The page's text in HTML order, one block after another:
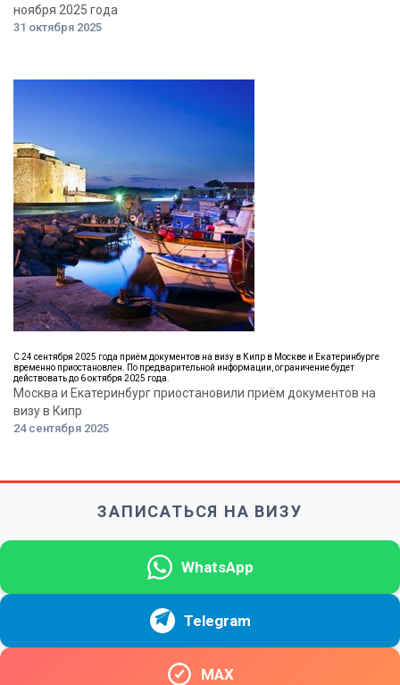
ноября 2025 года
31 октября 2025
С 24 сентября 2025 года приём документов на визу в Кипр в Москве и Екатеринбурге
временно приостановлен. По предварительной информации, ограничение будет
действовать до 6 октября 2025 года.
Москва и Екатеринбург приостановили приём документов на
визу в Кипр
24 сентября 2025
ЗАПИСАТЬСЯ НА ВИЗУ
WhatsApp
Telegram
MAX